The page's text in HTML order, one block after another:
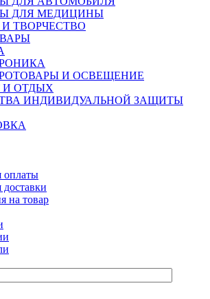
ДЛЯ МЕДИЦИНЫ
И ТВОРЧЕСТВО
И ОСВЕЩЕНИЕ
И ОТДЫХ
ИНДИВИДУАЛЬНОЙ ЗАЩИТЫ
оплаты
доставки
на товар